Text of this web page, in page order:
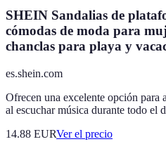
SHEIN Sandalias de
cómodas de moda para
chanclas para playa y
es.shein.com
Ofrecen una excelente opción para
al escuchar música durante todo el
14.88 EURVer el precio